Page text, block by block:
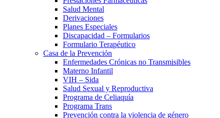
Salud Mental
Derivaciones
Planes Especiales
Discapacidad – Formularios
Formulario Terapéutico
Casa de la Prevención
Enfermedades Crónicas no Transmisibles
Materno Infantil
VIH – Sida
Salud Sexual y Reproductiva
Programa de Celiaquía
Programa Trans
Prevención contra la violencia de género